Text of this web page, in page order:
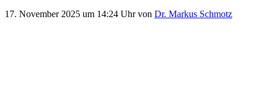
17. November 2025 um 14:24 Uhr von Dr. Markus Schmotz